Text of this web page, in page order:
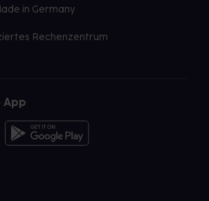
in Germany
Rechenzentrum
App